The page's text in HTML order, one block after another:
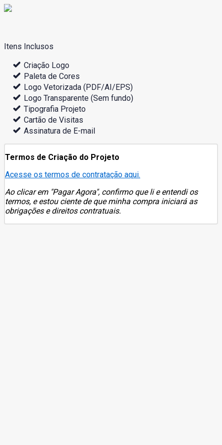
Itens Inclusos
Criação Logo
Paleta de Cores
Logo Vetorizada (PDF/AI/EPS)
Logo Transparente (Sem fundo)
Tipografia Projeto
Cartão de Visitas
Assinatura de E-mail
Termos de Criação do Projeto
Acesse os termos de contratação aqui.
Ao clicar em "Pagar Agora", confirmo que li e entendi os
termos, e estou ciente de que minha compra iniciará as
obrigações e direitos contratuais.